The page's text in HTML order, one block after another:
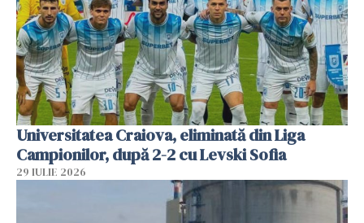
Universitatea Craiova, eliminată din Liga
Campionilor, după 2-2 cu Levski Sofia
29 IULIE 2026